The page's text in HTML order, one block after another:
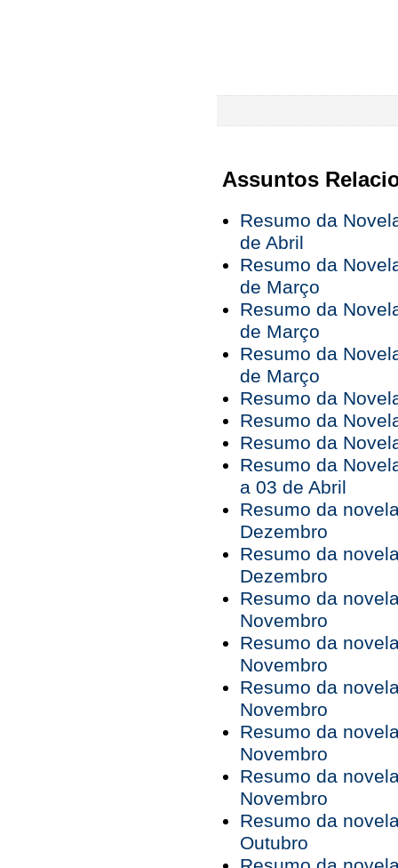
Assuntos
Resumo da
de Abril
Resumo da
de Março
Resumo da
de Março
Resumo da
de Março
Resumo da
Resumo da
Resumo da
Resumo da
a 03 de Abril
Resumo da
Dezembro
Resumo da
Dezembro
Resumo da
Novembro
Resumo da
Novembro
Resumo da
Novembro
Resumo da
Novembro
Resumo da
Novembro
Resumo da
Outubro